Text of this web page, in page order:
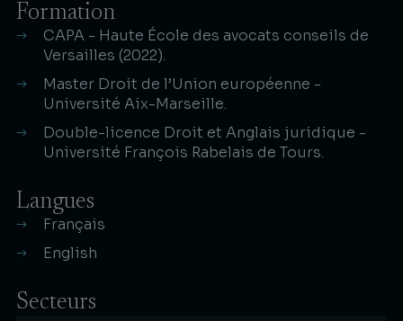
Formation
CAPA - Haute École des avocats conseils de
Versailles (2022).
Master Droit de l’Union européenne -
Université Aix-Marseille.
Double-licence Droit et Anglais juridique -
Université François Rabelais de Tours.
Langues
Français
English
Secteurs